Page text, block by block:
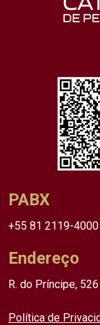
PABX
+55 81 2119-4000
Endereço
R. do Príncipe,
Política de